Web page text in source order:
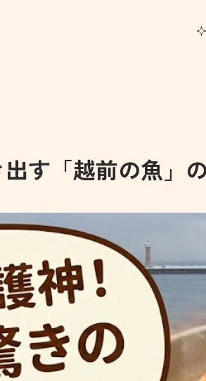
す「越前の魚」